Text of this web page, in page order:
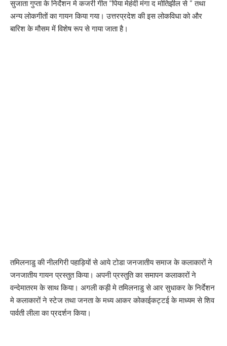
सुजाता गुप्ता के निर्देशन मे कजरी गीत “पिया मेहंदी मंगा द मोतिझील से ” तथा
अन्य लोकगीतों का गायन किया गया। उत्तरप्रदेश की इस लोकविधा को और
बारिश के मौसम में विशेष रूप से गाया जाता है।
तमिलनाडु की नीलगिरी पहाड़ियों से आये टोडा जनजातीय समाज के कलाकारों ने
जनजातीय गायन प्रस्तुत किया। अपनी प्रस्तुति का समापन कलाकारों ने
वन्देमातरम के साथ किया। अगली कड़ी मे तमिलनाडु से आर सुधाकर के निर्देशन
मे कलाकारों ने स्टेज तथा जनता के मध्य आकर कोकाईकट्टई के माध्यम से शिव
पार्वती लीला का प्रदर्शन किया।